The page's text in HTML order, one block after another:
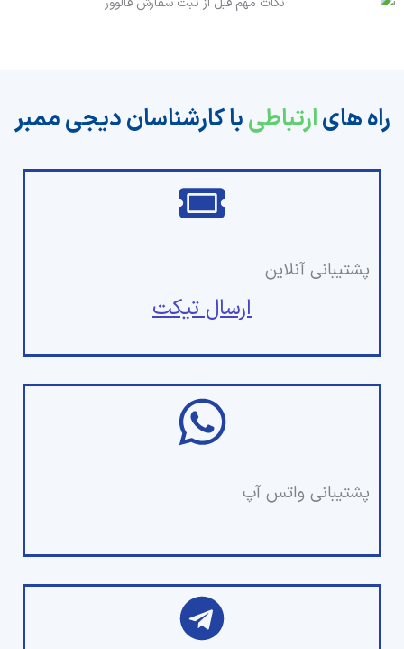
راه هایارتباطیبا کارشناسان دیجی ممبر
پشتیبانی آنلاین
ارسال تیکت
پشتیبانی واتس آپ